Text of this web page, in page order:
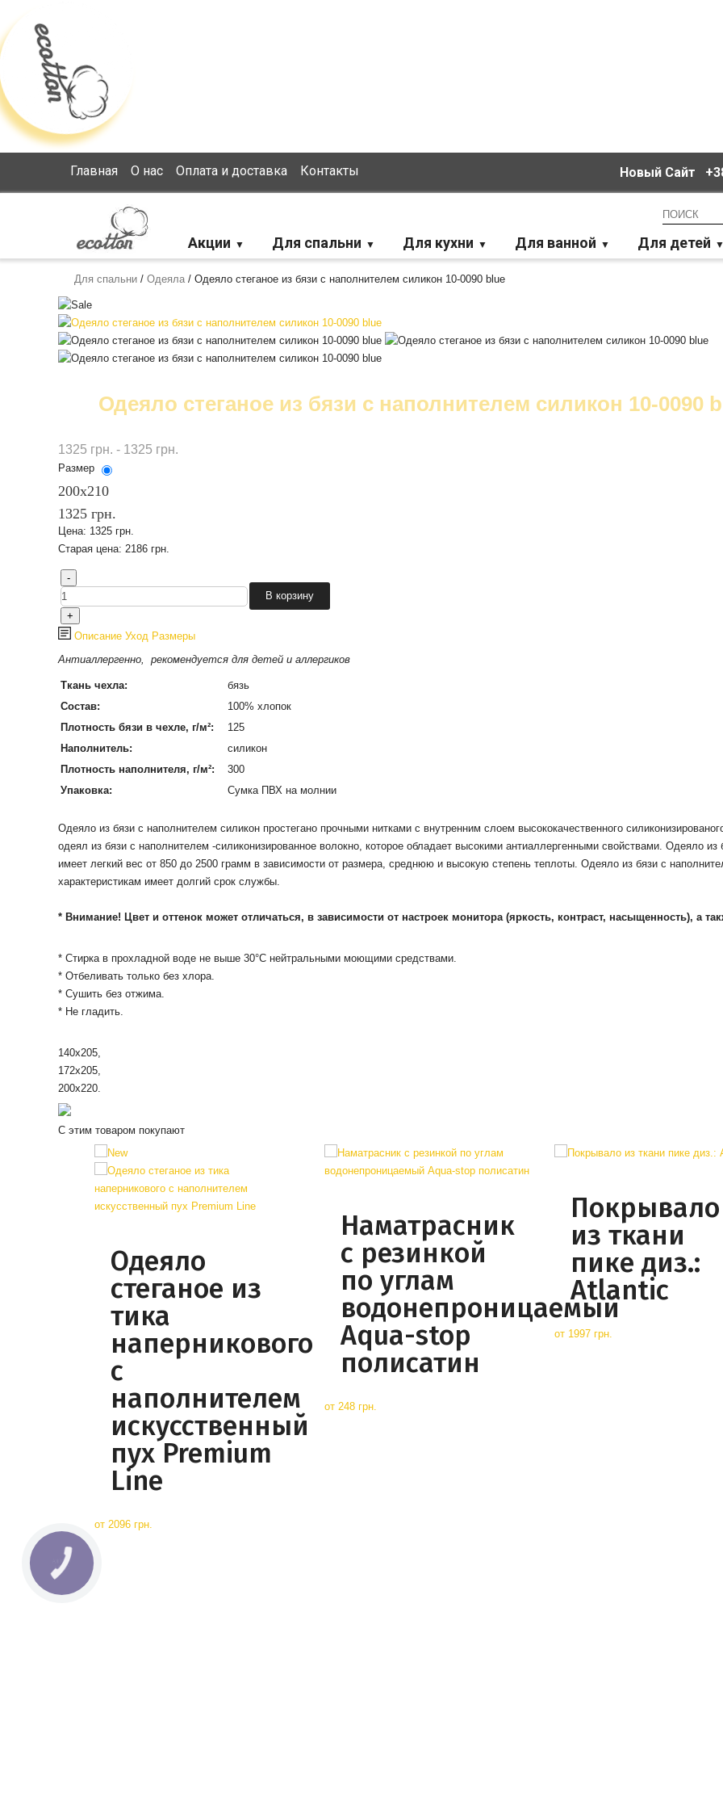
Главная О нас Оплата и доставка Контакты Новый Сайт
Акции Для спальни Для кухни Для ванной Для детей
Для спальни/ Одеяла/ Одеяло стеганое из бязи с наполнителем силикон 10-0090 blue
Одеяло стеганое из бязи с наполнителем силикон 10-0090
1325 грн. - 1325 грн.
Размер
200x210
1325 грн.
Цена: 1325 грн.
Старая цена: 2186 грн.
Описание Уход Размеры
Антиаллергенно, рекомендуется для детей и аллергиков
Ткань чехла:
бязь
Состав:
100% хлопок
Плотность бязи в чехле, г/м²:
125
Наполнитель:
силикон
Плотность наполнителя, г/м²:
300
Упаковка:
Сумка ПВХ на молнии
Одеяло из бязи с наполнителем силикон простегано прочными нитками с внутренним слоем высококачественного
одеял из бязи с наполнителем -силиконизированное волокно, которое обладает высокими антиаллергенными свойствами. Одеяло
имеет легкий вес от 850 до 2500 грамм в зависимости от размера, среднюю и высокую степень теплоты. Одеяло из бязи с
характеристикам имеет долгий срок службы.
* Внимание! Цвет и оттенок может отличаться, в зависимости от настроек монитора (яркость, контраст, насыщенность), а
* Стирка в прохладной воде не выше 30°С нейтральными моющими средствами.
* Отбеливать только без хлора.
* Сушить без отжима.
* Не гладить.
140х205,
172х205,
200х220.
С этим товаром покупают
Одеяло
стеганое из
тика
наперникового
с
наполнителем
искусственный
пух Premium
Line
от 2096 грн.
Наматрасник
с резинкой
по углам
водонепроницаемый
Aqua-stop
полисатин
от 248 грн.
Покрывало
из ткани
пике диз.:
Atlantic
от 1997 грн.
КНОПКА
СВЯЗИ